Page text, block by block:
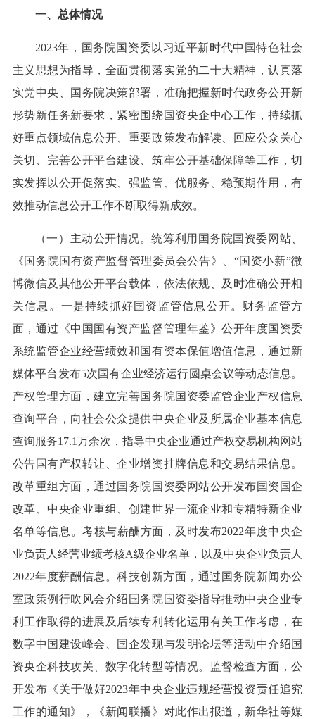
一、总体情况
2023年，国务院国资委以习近平新时代中国特色社会
主义思想为指导，全面贯彻落实党的二十大精神，认真落
实党中央、国务院决策部署，准确把握新时代政务公开新
形势新任务新要求，紧密围绕国资央企中心工作，持续抓
好重点领域信息公开、重要政策发布解读、回应公众关心
关切、完善公开平台建设、筑牢公开基础保障等工作，切
实发挥以公开促落实、强监管、优服务、稳预期作用，有
效推动信息公开工作不断取得新成效。
（一）主动公开情况。统筹利用国务院国资委网站、
《国务院国有资产监督管理委员会公告》、“国资小新”微
博微信及其他公开平台载体，依法依规、及时准确公开相
关信息。一是持续抓好国资监管信息公开。财务监管方
面，通过《中国国有资产监督管理年鉴》公开年度国资委
系统监管企业经营绩效和国有资本保值增值信息，通过新
媒体平台发布5次国有企业经济运行圆桌会议等动态信息。
产权管理方面，建立完善国务院国资委监管企业产权信息
查询平台，向社会公众提供中央企业及所属企业基本信息
查询服务17.1万余次，指导中央企业通过产权交易机构网站
公告国有产权转让、企业增资挂牌信息和交易结果信息。
改革重组方面，通过国务院国资委网站公开发布国资国企
改革、中央企业重组、创建世界一流企业和专精特新企业
名单等信息。考核与薪酬方面，及时发布2022年度中央企
业负责人经营业绩考核A级企业名单，以及中央企业负责人
2022年度薪酬信息。科技创新方面，通过国务院新闻办公
室政策例行吹风会介绍国务院国资委指导推动中央企业专
利工作取得的进展及后续专利转化运用有关工作考虑，在
数字中国建设峰会、国企发现与发明论坛等活动中介绍国
资央企科技攻关、数字化转型等情况。监督检查方面，公
开发布《关于做好2023年中央企业违规经营投资责任追究
工作的通知》，《新闻联播》对此作出报道，新华社等媒